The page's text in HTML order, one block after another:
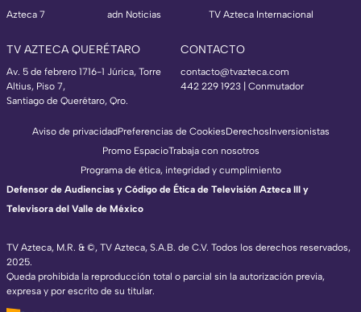
Azteca 7
adn Noticias
TV Azteca Internacional
TV AZTECA QUERÉTARO
Av. 5 de febrero 1716-1 Júrica, Torre
Altius, Piso 7,
Santiago de Querétaro, Qro.
CONTACTO
contacto@tvazteca.com
442 229 1923 | Conmutador
TV Azteca, M.R. & ©, TV Azteca, S.A.B. de C.V. Todos los derechos reservados,
2025.
Queda prohibida la reproducción total o parcial sin la autorización previa,
expresa y por escrito de su titular.
Aviso de privacidadPreferencias de CookiesDerechosInversionistas
Promo EspacioTrabaja con nosotros
Programa de ética, integridad y cumplimiento
Defensor de Audiencias y Código de Ética de Televisión Azteca III y
Televisora del Valle de México